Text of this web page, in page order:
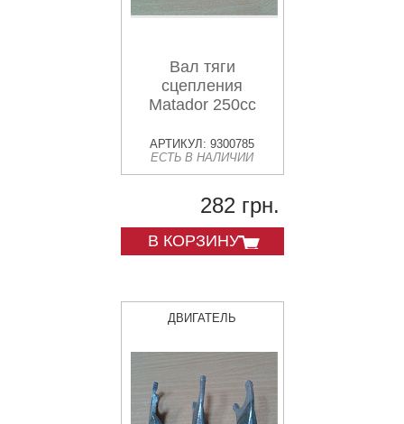
Вал тяги
сцепления
Matador 250cc
АРТИКУЛ: 9300785
ЕСТЬ В НАЛИЧИИ
282 грн.
В КОРЗИНУ
ДВИГАТЕЛЬ